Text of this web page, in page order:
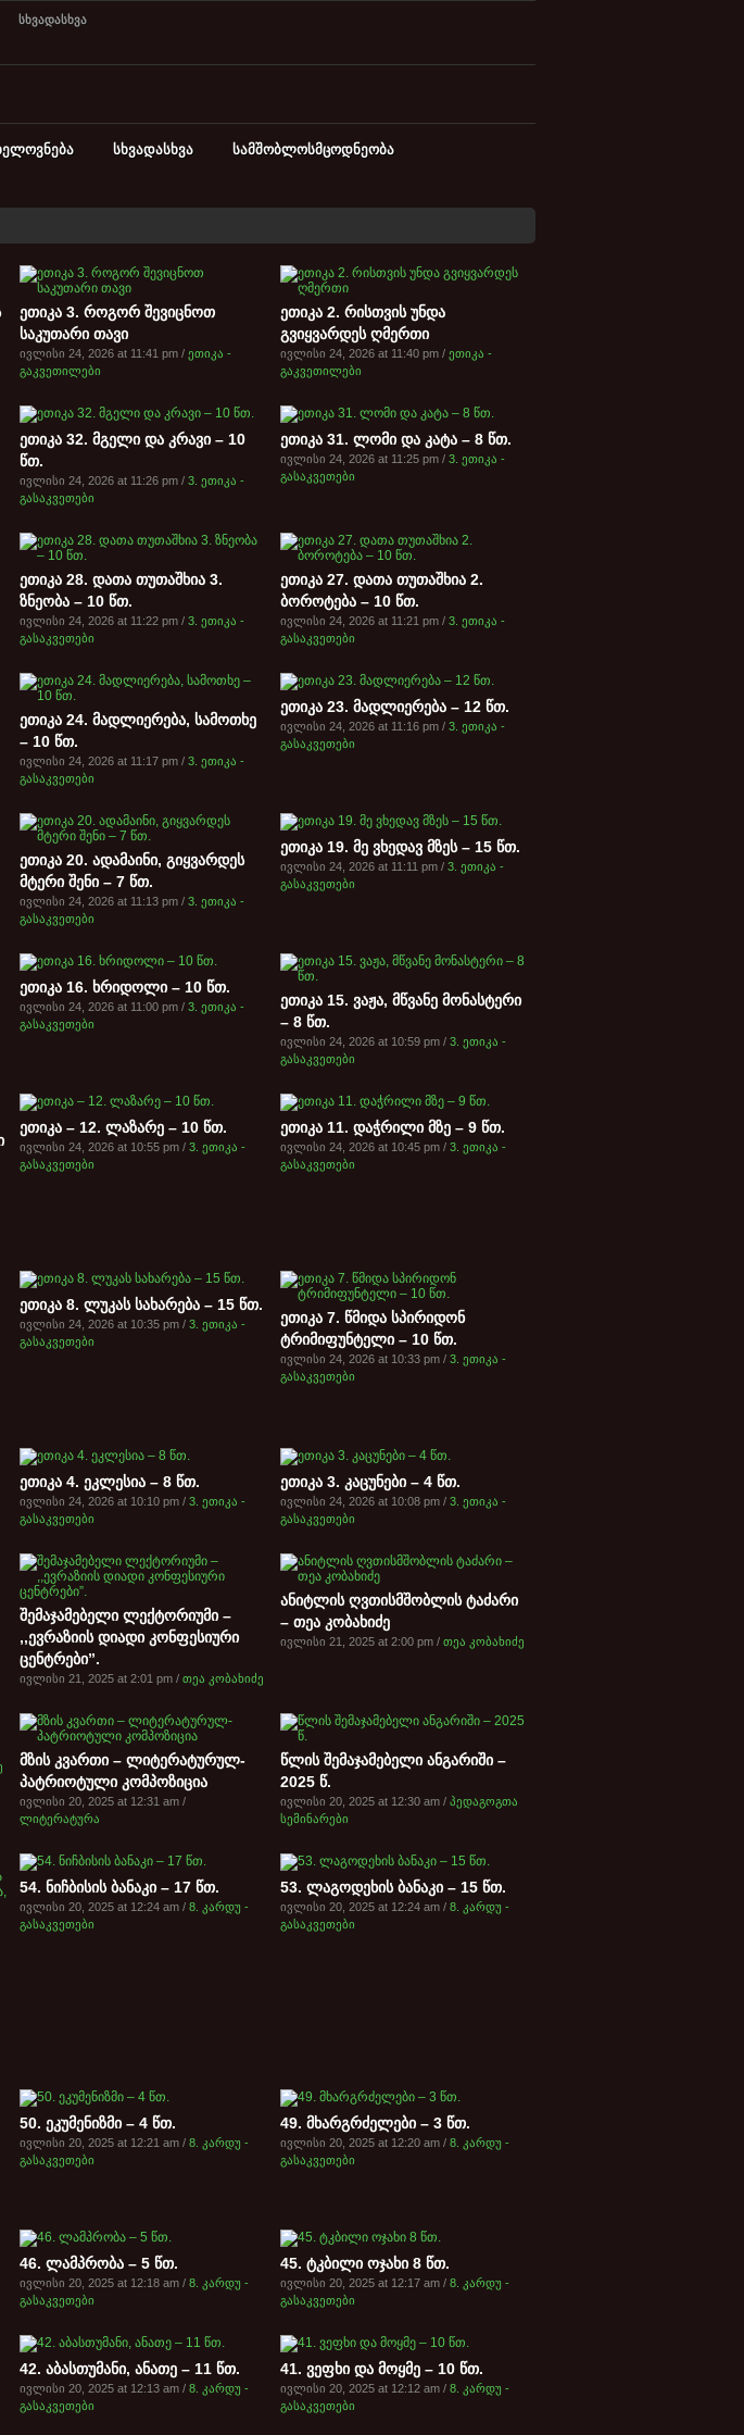
სხვადასხვა
სხვადასხვა
სამშობლოსმცოდნეობა
ეთიკა 3. როგორ შევიცნოთ
საკუთარი თავი
ივლისი 24, 2026 at 11:41 pm / ეთიკა -
გაკვეთილები
ეთიკა 2. რისთვის უნდა
გვიყვარდეს ღმერთი
ივლისი 24, 2026 at 11:40 pm / ეთიკა -
გაკვეთილები
ეთიკა 32. მგელი და კრავი – 10
წთ.
ივლისი 24, 2026 at 11:26 pm / 3. ეთიკა -
გასაკვეთები
ეთიკა 31. ლომი და კატა – 8 წთ.
ივლისი 24, 2026 at 11:25 pm / 3. ეთიკა -
გასაკვეთები
ეთიკა 28. დათა თუთაშხია 3.
ზნეობა – 10 წთ.
ივლისი 24, 2026 at 11:22 pm / 3. ეთიკა -
გასაკვეთები
ეთიკა 27. დათა თუთაშხია 2.
ბოროტება – 10 წთ.
ივლისი 24, 2026 at 11:21 pm / 3. ეთიკა -
გასაკვეთები
ეთიკა 24. მადლიერება, სამოთხე
– 10 წთ.
ივლისი 24, 2026 at 11:17 pm / 3. ეთიკა -
გასაკვეთები
ეთიკა 23. მადლიერება – 12 წთ.
ივლისი 24, 2026 at 11:16 pm / 3. ეთიკა -
გასაკვეთები
ეთიკა 20. ადამაინი, გიყვარდეს
მტერი შენი – 7 წთ.
ივლისი 24, 2026 at 11:13 pm / 3. ეთიკა -
გასაკვეთები
ეთიკა 19. მე ვხედავ მზეს – 15 წთ.
ივლისი 24, 2026 at 11:11 pm / 3. ეთიკა -
გასაკვეთები
ეთიკა 16. ხრიდოლი – 10 წთ.
ივლისი 24, 2026 at 11:00 pm / 3. ეთიკა -
გასაკვეთები
ეთიკა 15. ვაჟა, მწვანე მონასტერი
– 8 წთ.
ივლისი 24, 2026 at 10:59 pm / 3. ეთიკა -
გასაკვეთები
ეთიკა – 12. ლაზარე – 10 წთ.
ივლისი 24, 2026 at 10:55 pm / 3. ეთიკა -
გასაკვეთები
ეთიკა 11. დაჭრილი მზე – 9 წთ.
ივლისი 24, 2026 at 10:45 pm / 3. ეთიკა -
გასაკვეთები
ეთიკა 8. ლუკას სახარება – 15 წთ.
ივლისი 24, 2026 at 10:35 pm / 3. ეთიკა -
გასაკვეთები
ეთიკა 7. წმიდა სპირიდონ
ტრიმიფუნტელი – 10 წთ.
ივლისი 24, 2026 at 10:33 pm / 3. ეთიკა -
გასაკვეთები
ეთიკა 4. ეკლესია – 8 წთ.
ივლისი 24, 2026 at 10:10 pm / 3. ეთიკა -
გასაკვეთები
ეთიკა 3. კაცუნები – 4 წთ.
ივლისი 24, 2026 at 10:08 pm / 3. ეთიკა -
გასაკვეთები
შემაჯამებელი ლექტორიუმი –
,,ევრაზიის დიადი კონფესიური
ცენტრები”.
ივლისი 21, 2025 at 2:01 pm / თეა კობახიძე
ანიტლის ღვთისმშობლის ტაძარი
– თეა კობახიძე
ივლისი 21, 2025 at 2:00 pm / თეა კობახიძე
მზის კვართი – ლიტერატურულ-
პატრიოტული კომპოზიცია
ივლისი 20, 2025 at 12:31 am /
ლიტერატურა
წლის შემაჯამებელი ანგარიში –
2025 წ.
ივლისი 20, 2025 at 12:30 am / პედაგოგთა
სემინარები
54. ნიჩბისის ბანაკი – 17 წთ.
ივლისი 20, 2025 at 12:24 am / 8. კარდუ -
გასაკვეთები
53. ლაგოდეხის ბანაკი – 15 წთ.
ივლისი 20, 2025 at 12:24 am / 8. კარდუ -
გასაკვეთები
50. ეკუმენიზმი – 4 წთ.
ივლისი 20, 2025 at 12:21 am / 8. კარდუ -
გასაკვეთები
49. მხარგრძელები – 3 წთ.
ივლისი 20, 2025 at 12:20 am / 8. კარდუ -
გასაკვეთები
46. ლამპრობა – 5 წთ.
ივლისი 20, 2025 at 12:18 am / 8. კარდუ -
გასაკვეთები
45. ტკბილი ოჯახი 8 წთ.
ივლისი 20, 2025 at 12:17 am / 8. კარდუ -
გასაკვეთები
42. აბასთუმანი, ანათე – 11 წთ.
ივლისი 20, 2025 at 12:13 am / 8. კარდუ -
გასაკვეთები
41. ვეფხი და მოყმე – 10 წთ.
ივლისი 20, 2025 at 12:12 am / 8. კარდუ -
გასაკვეთები